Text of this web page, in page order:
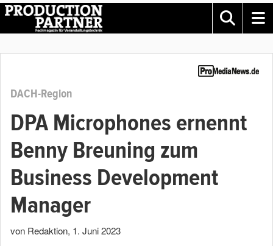
DACH-Region
DPA Microphones ernennt
Benny Breuning zum
Business Development
Manager
von Redaktion, 1. Juni 2023